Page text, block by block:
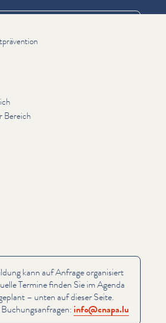
Bereich
kann auf Anfrage organisiert
Termine finden Sie im Agenda
– unten auf dieser Seite.
info@​cnapa.​lu